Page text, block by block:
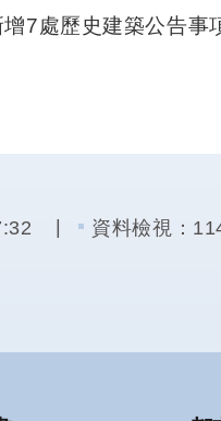
7處歷史建築公告事
資料檢視：